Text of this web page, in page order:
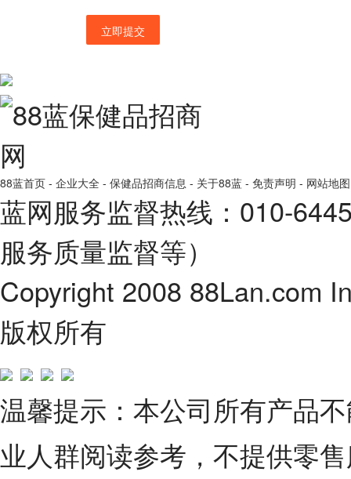
立即提交
88蓝首页 - 企业大全 - 保健品招商信息 - 关于88蓝 - 免责声明 - 网站地图
蓝网服务监督热线：010-
服务质量监督等）
Copyright 2008 88Lan.com
版权所有
温馨提示：本公司所有产品
业人群阅读参考，不提供零